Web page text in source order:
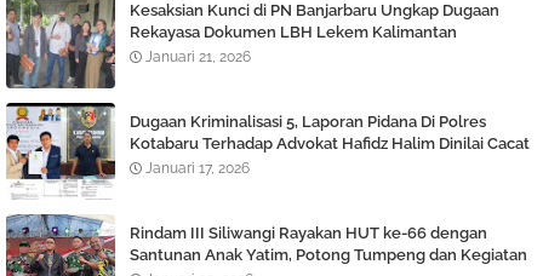
Kesaksian Kunci di PN Banjarbaru Ungkap Dugaan
Rekayasa Dokumen LBH Lekem Kalimantan
Januari 21, 2026
Dugaan Kriminalisasi 5, Laporan Pidana Di Polres
Kotabaru Terhadap Advokat Hafidz Halim Dinilai Cacat
Hukum
Januari 17, 2026
Rindam III Siliwangi Rayakan HUT ke-66 dengan
Santunan Anak Yatim, Potong Tumpeng dan Kegiatan